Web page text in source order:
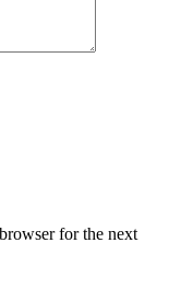
for the next